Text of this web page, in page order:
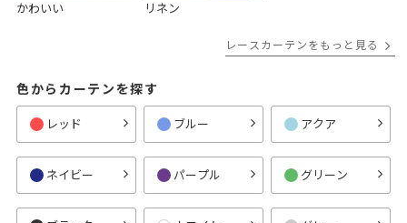
かわいい リネン
レースカーテンをもっと見る
色からカーテンを探す
レッド ブルー アクア
ネイビー パープル グリーン